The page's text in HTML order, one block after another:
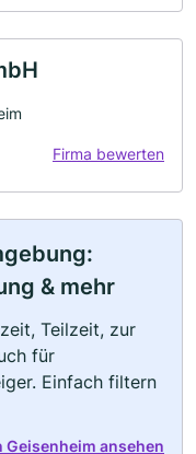
Firma bewerten
& mehr
Teilzeit, zur
für
Einfach filtern
Geisenheim ansehen